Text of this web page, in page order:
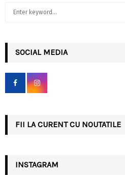
h
f
r
SOCIAL MEDIA
FII LA CURENT CU NOUTATILE
INSTAGRAM